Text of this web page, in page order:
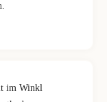
im Winkl